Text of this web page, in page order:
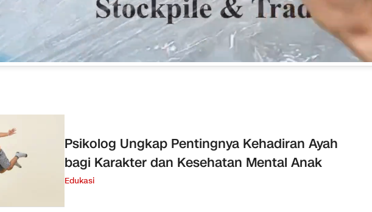
Psikolog Ungkap Pentingnya Kehadiran Ayah
bagi Karakter dan Kesehatan Mental Anak
Edukasi